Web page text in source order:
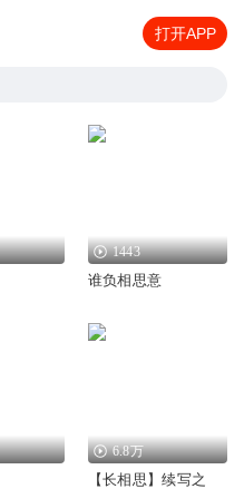
打开APP
1443
谁负相思意
6.8万
【长相思】续写之